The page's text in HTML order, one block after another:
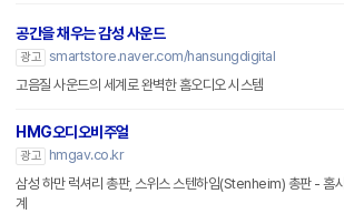
공간을 채우는 감성 사운드
광고 smartstore.naver.com/hansungdigital
고음질 사운드의 세계로 완벽한 홈오디오 시스템
HMG오디오비주얼
광고
hmgav.co.kr
삼성 하만 럭셔리 총판, 스위스 스텐하임(Stenheim) 총판 - 홈
계